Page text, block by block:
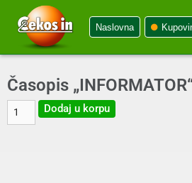
Naslovna
Časopis
Dodaj u korpu